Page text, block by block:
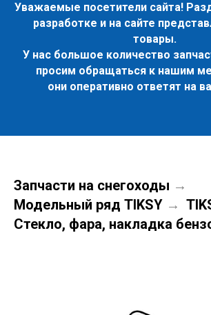
Уважаемые посетители сайта!
разработке и на сайте
товары.
У нас большое количество
просим обращаться к нашим
они оперативно ответят на
Запчасти на снегоходы →
Модельный ряд TIKSY →
Стекло, фара, накладка